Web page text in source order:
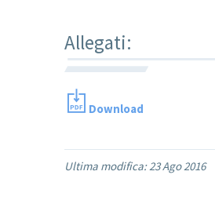
Allegati:
Download
Ultima modifica:23 Ago 2016